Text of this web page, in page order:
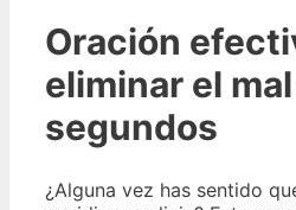
Oración
eliminar el
segundos
¿Alguna vez has sentido